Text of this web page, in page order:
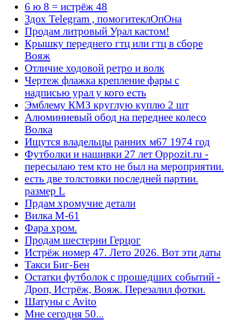
6 ю 8 = истрёж 48
Здох Telegram , помогитеклОпОна
Продам литровый Урал кастом!
Крышку переднего гтц или гтц в сборе
Вояж
Отличие ходовой ретро и волк
Чертеж флажка крепление фары с
надписью урал у кого есть
Эмблему КМЗ круглую куплю 2 шт
Алюминиевый обод на переднее колесо
Волка
Ищутся владельцы ранних м67 1974 год
Футболки и нашивки 27 лет Oppozit.ru -
пересылаю тем кто не был на мероприятии.
есть две толстовки последней партии.
размер L
Прдам хромучие детали
Вилка М-61
Фара хром.
Продам шестерни Герцог
Истрёж номер 47. Лето 2026. Вот эти даты
Такси Биг-Бен
Остатки футболок с прошедших событий -
Дроп, Истрёж, Вояж. Перезалил фотки.
Шатуны с Avito
Мне сегодня 50...